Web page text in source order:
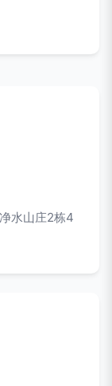
水山庄2栋4